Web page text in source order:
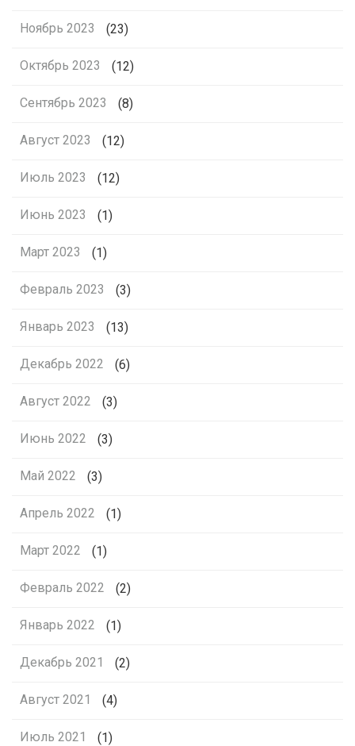
Ноябрь 2023 (23)
Октябрь 2023 (12)
Сентябрь 2023 (8)
Август 2023 (12)
Июль 2023 (12)
Июнь 2023 (1)
Март 2023 (1)
Февраль 2023 (3)
Январь 2023 (13)
Декабрь 2022 (6)
Август 2022 (3)
Июнь 2022 (3)
Май 2022 (3)
Апрель 2022 (1)
Март 2022 (1)
Февраль 2022 (2)
Январь 2022 (1)
Декабрь 2021 (2)
Август 2021 (4)
Июль 2021 (1)